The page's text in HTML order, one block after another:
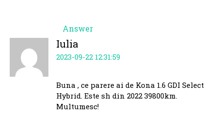
Answer
Iulia
2023-09-22 12:31:59
Buna , ce parere ai de Kona 1.6 GDI Select
Hybrid. Este sh din 2022 39800km.
Multumesc!